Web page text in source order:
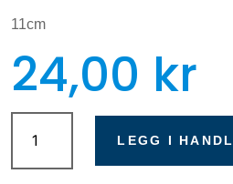
11cm
24,00 kr
Flytende
termometer
u/sugekopp
LEGG I